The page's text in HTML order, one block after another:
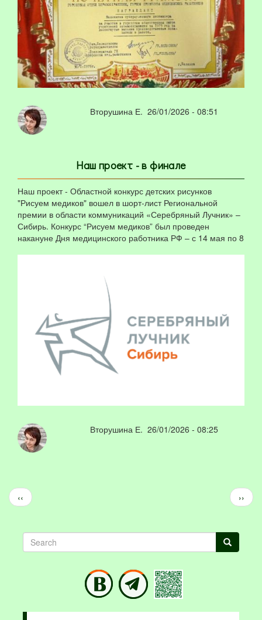
Вторушина Е. 26/01/2026 - 08:51
Наш проект - в финале
Наш проект - Областной конкурс детских рисунков
"Рисуем медиков" вошел в шорт-лист Региональной
премии в области коммуникаций «Серебряный Лучник» –
Сибирь. Конкурс “Рисуем медиков” был проведен
накануне Дня медицинского работника РФ – с 14 мая по 8
Вторушина Е. 26/01/2026 - 08:25
Нумерация
страниц
Предыдущая
страница
‹‹ ››
Search Search